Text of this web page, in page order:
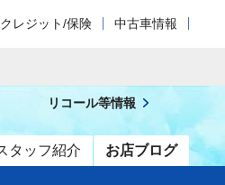
クレジット/保険 中古車情報
タッフ紹介 お店ブログ
リコール等情報